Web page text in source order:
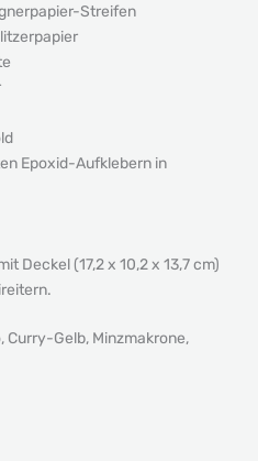
Streifen
Epoxid-Aufklebern in
Deckel (17,2 x 10,2 x 13,7 cm)
Curry-Gelb, Minzmakrone,